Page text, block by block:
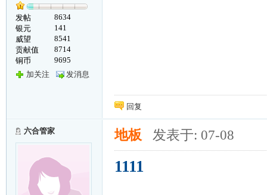
发帖
8634
银元
141
威望
8541
贡献值
8714
铜币
9695
加关注
发消息
回复
六合管家 地板 发表于: 07-08
1111